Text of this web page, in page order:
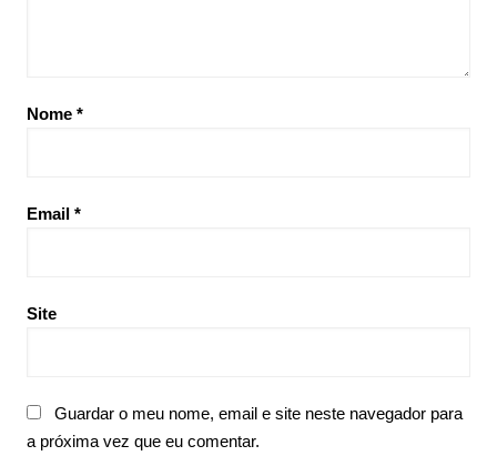
Nome *
Email *
Site
Guardar o meu nome, email e site neste navegador para
a próxima vez que eu comentar.